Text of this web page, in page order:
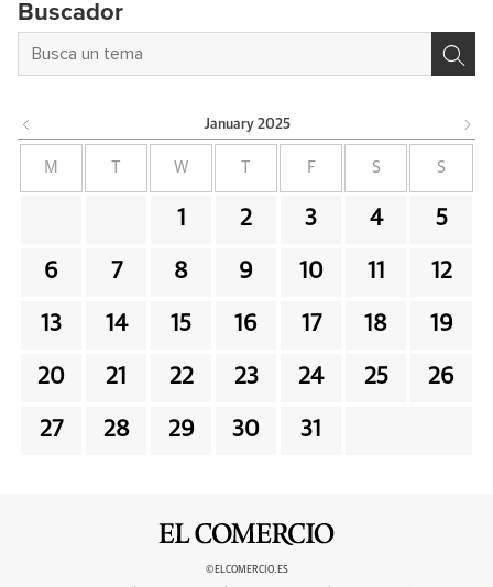
Buscador
January 2025
M W F S S
1 2 3 4 5
6 7 8 9 10 11 12
13 14 15 16 17 18 19
20 21 22 23 24 25 26
27 28 29 30 31
©ELCOMERCIO.ES